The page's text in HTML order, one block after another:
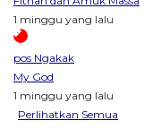
1 minggu yang lalu
pos Ngakak
My God
1 minggu yang lalu
Perlihatkan Semua